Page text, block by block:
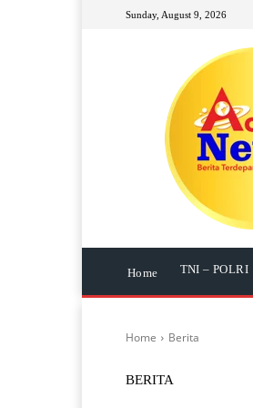
Sunday, August 9, 2026
Home TNI – POLRI
Home Berita
BERITA